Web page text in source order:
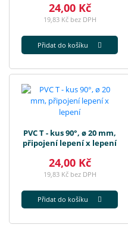
24,00 Kč
19,83 Kč bez DPH
Přidat do košíku
PVC T - kus 90°, ø 20 mm,
připojení lepení x lepení
24,00 Kč
19,83 Kč bez DPH
Přidat do košíku